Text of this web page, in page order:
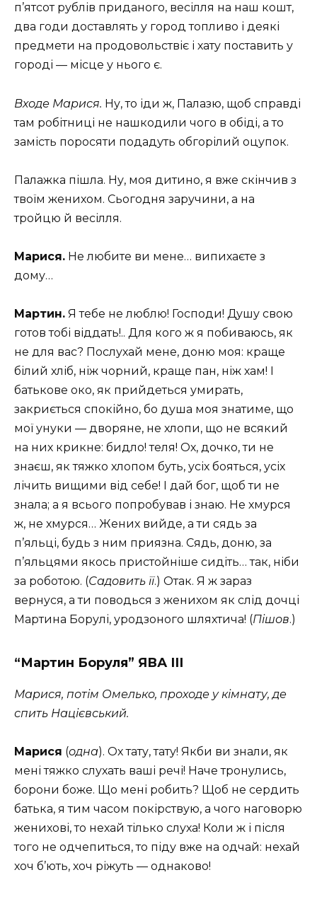
п’ятсот рублів приданого, весілля на наш кошт,
два годи доставлять у город топливо і деякі
предмети на продовольствіє і хату поставить у
городі — місце у нього є.
Входе Марися. Ну, то іди ж, Палазю, щоб справді
там робітниці не нашкодили чого в обіді, а то
замість поросяти подадуть обгорілий оцупок.
Палажка пішла. Ну, моя дитино, я вже скінчив з
твоїм женихом. Сьогодня заручини, а на
тройцю й весілля.
Марися. Не любите ви мене… випихаєте з
дому…
Мартин. Я тебе не люблю! Господи! Душу свою
готов тобі віддать!.. Для кого ж я побиваюсь, як
не для вас? Послухай мене, доню моя: краще
білий хліб, ніж чорний, краще пан, ніж хам! І
батькове око, як прийдеться умирать,
закриється спокійно, бо душа моя знатиме, що
мої унуки — дворяне, не хлопи, що не всякий
на них крикне: бидло! теля! Ох, дочко, ти не
знаєш, як тяжко хлопом буть, усіх бояться, усіх
лічить вищими від себе! І дай бог, щоб ти не
знала; а я всього попробував і знаю. Не хмурся
ж, не хмурся… Жених вийде, а ти сядь за
п’яльці, будь з ним приязна. Сядь, доню, за
п’яльцями якось пристойніше сидіть… так, ніби
за роботою. (Садовить її.) Отак. Я ж зараз
вернуся, а ти поводься з женихом як слід дочці
Мартина Борулі, уродзоного шляхтича! (Пішов.)
“Мартин Боруля” ЯВА ІІІ
Марися, потім Омелько, проходе у кімнату, де
спить Націєвський.
Марися (одна). Ох тату, тату! Якби ви знали, як
мені тяжко слухать ваші речі! Наче тронулись,
борони боже. Що мені робить? Щоб не сердить
батька, я тим часом покірствую, а чого наговорю
женихові, то нехай тілько слуха! Коли ж і після
того не одчепиться, то піду вже на одчай: нехай
хоч б’ють, хоч ріжуть — однаково!